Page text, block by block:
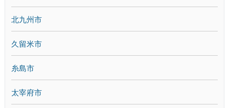
北九州市
久留米市
糸島市
太宰府市